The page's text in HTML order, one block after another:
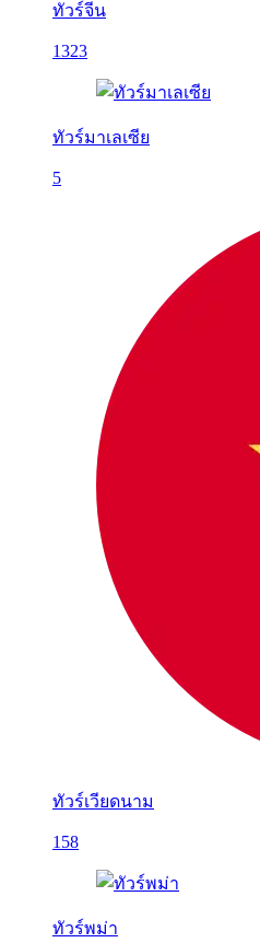
ทัวร์จีน
1323
ทัวร์มาเลเซีย
5
ทัวร์เวียดนาม
158
ทัวร์พม่า